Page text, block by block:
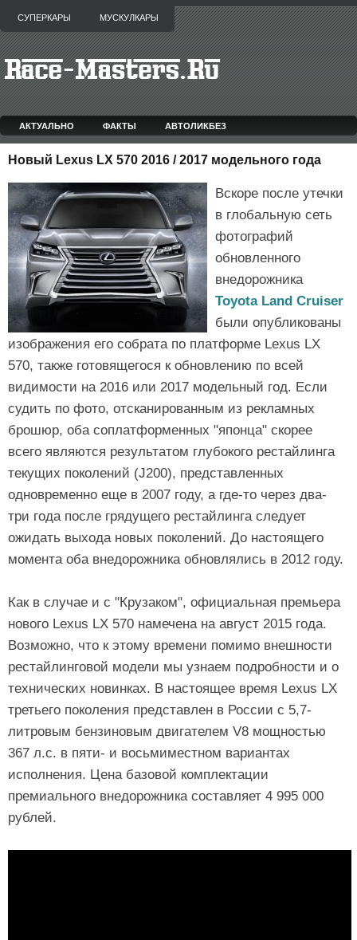
СУПЕРКАРЫ МУСКУЛКАРЫ
АКТУАЛЬНО ФАКТЫ АВТОЛИКБЕЗ
Новый Lexus LX 570 2016 / 2017 модельного года
Вскоре после утечки
в глобальную сеть
фотографий
обновленного
внедорожника
Toyota Land Cruiser
были опубликованы
изображения его собрата по платформе Lexus LX
570, также готовящегося к обновлению по всей
видимости на 2016 или 2017 модельный год. Если
судить по фото, отсканированным из рекламных
брошюр, оба соплатформенных "японца" скорее
всего являются результатом глубокого рестайлинга
текущих поколений (J200), представленных
одновременно еще в 2007 году, а где-то через два-
три года после грядущего рестайлинга следует
ожидать выхода новых поколений. До настоящего
момента оба внедорожника обновлялись в 2012 году.
Как в случае и с "Крузаком", официальная премьера
нового Lexus LX 570 намечена на август 2015 года.
Возможно, что к этому времени помимо внешности
рестайлинговой модели мы узнаем подробности и о
технических новинках. В настоящее время Lexus LX
третьего поколения представлен в России с 5,7-
литровым бензиновым двигателем V8 мощностью
367 л.с. в пяти- и восьмиместном вариантах
исполнения. Цена базовой комплектации
премиального внедорожника составляет 4 995 000
рублей.